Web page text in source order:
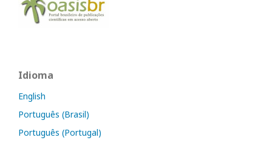
Idioma
English
Português (Brasil)
Português (Portugal)